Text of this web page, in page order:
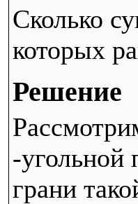
Сколько
которых
Решение
-угольной
грани